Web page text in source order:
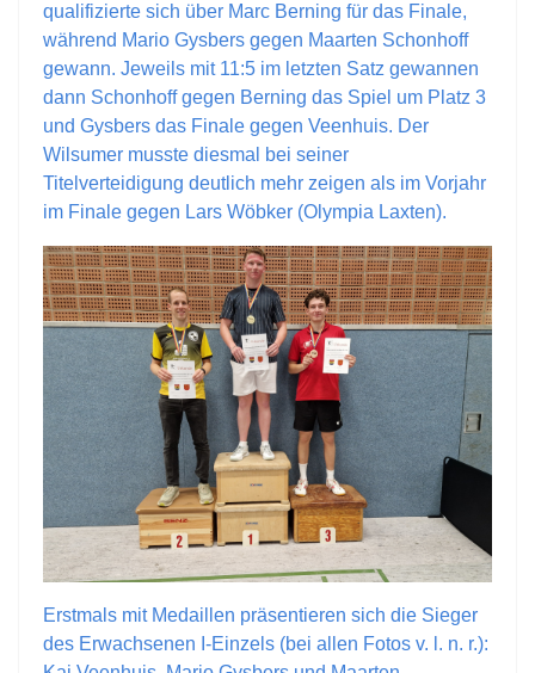
qualifizierte sich über Marc Berning für das Finale,
während Mario Gysbers gegen Maarten Schonhoff
gewann. Jeweils mit 11:5 im letzten Satz gewannen
dann Schonhoff gegen Berning das Spiel um Platz 3
und Gysbers das Finale gegen Veenhuis. Der
Wilsumer musste diesmal bei seiner
Titelverteidigung deutlich mehr zeigen als im Vorjahr
im Finale gegen Lars Wöbker (Olympia Laxten).
Erstmals mit Medaillen präsentieren sich die Sieger
des Erwachsenen I-Einzels (bei allen Fotos v. l. n. r.):